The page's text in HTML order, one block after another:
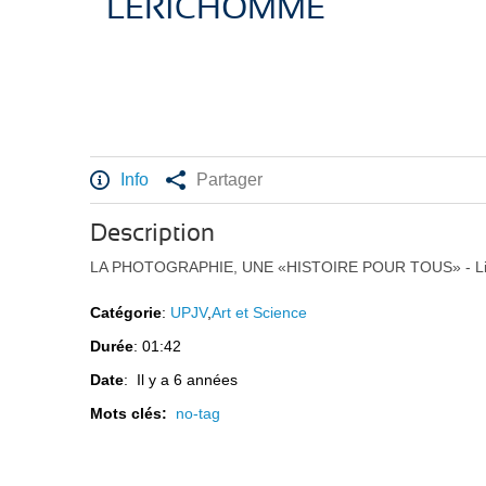
LERICHOMME
Info Partager
Description
LA PHOTOGRAPHIE, UNE «HISTOIRE POUR TOUS» -
Catégorie: UPJV,Art et Science
Durée: 01:42
Date: Il y a 6 années
Mots clés: no-tag